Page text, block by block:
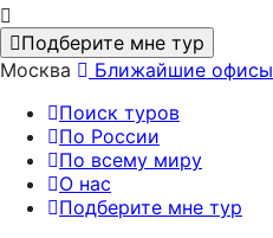
Подберите мне тур
Москва
Ближайшие офисы
Поиск туров
По России
По всему миру
О нас
Подберите мне тур